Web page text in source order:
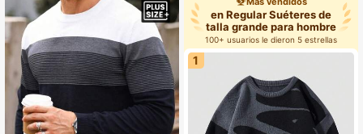
o azul marino, top de manga larga
en Regular Suéteres de
talla grande para hombre
100+ usuarios le dieron 5 estrellas
1